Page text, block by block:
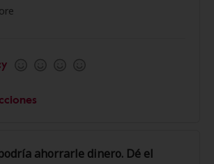
ahorrarle dinero. Dé el